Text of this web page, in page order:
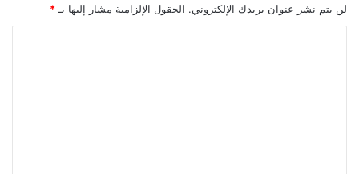
لن يتم نشر عنوان بريدك الإلكتروني. الحقول الإلزامية مشار إليها بـ *